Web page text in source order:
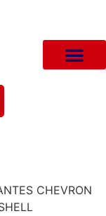
CHEVRON